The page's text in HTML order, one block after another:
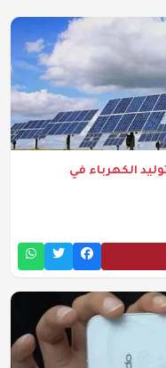
الكهرباء في